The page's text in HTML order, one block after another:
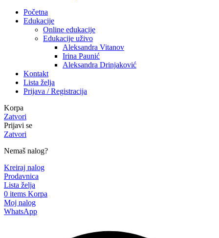
Početna
Edukacije
Online edukacije
Edukacije uživo
Aleksandra Vitanov
Irina Paunić
Aleksandra Drinjaković
Kontakt
Lista želja
Prijava / Registracija
Korpa
Zatvori
Prijavi se
Zatvori
Nemaš nalog?
Kreiraj nalog
Prodavnica
Lista želja
0 items Korpa
Moj nalog
WhatsApp